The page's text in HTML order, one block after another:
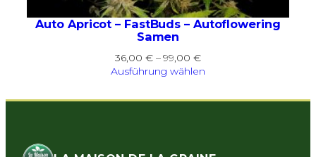
Auto Apricot – FastBuds – Autoflowering
Samen
36,00 € –99,00 €Preisspanne:
36,00 €
99,00 €
Ausführung wählen